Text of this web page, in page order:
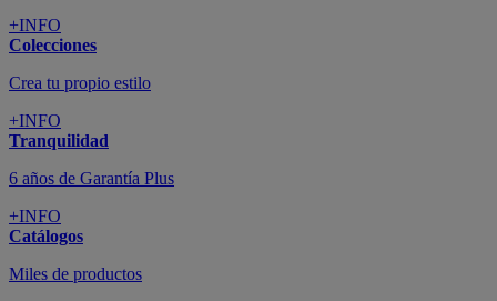
+INFO
Colecciones
Crea tu propio estilo
+INFO
Tranquilidad
6 años de Garantía Plus
+INFO
Catálogos
Miles de productos